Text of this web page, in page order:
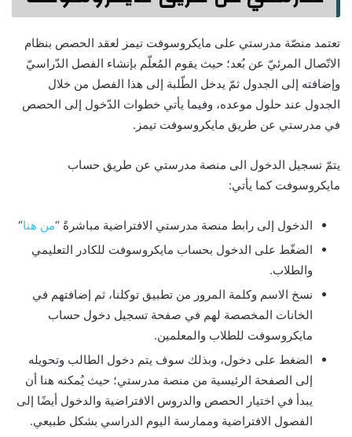
تعتمد منصّة مدرستي على مايكروسوفت تيمز لعقد الحصص بنظام
الاتّصال المرئيّ عن بُعد؛ حيث يقوم المُعلّم بإنشاء الفصل الدّراسيّ
وإضافته إلى الجدول ثمّ يدخل الطّلبة إلى هذا الفصل من خلال
الجدول عند حلول موعده، وفيما يأتي خطوات الدّخول إلى الحصص
في مدرستي عن طريق مايكروسوفت تيمز.
يتمّ تسجيل الدخول الى منصة مدرستي عن طريق حساب
مايكروسوفت كما يأتي:
الدخول إلى رابط منصة مدرستي الافتراضية مباشرةً “من هنا“
الضغّط على الدخول بحساب مايكروسوفت للكادر التعليمي
والطلاب.
نسخ الاسم وكلمة المرور من تطبيق توكلنا، ثم إضافتهم في
الخانات المخصصة لهم في صفحة تسجيل دخول حساب
مايكروسوفت للطلاب والمعلمين.
الضغط على دخول، وبذلك سوف يتم دخول الطالب وتحويله
إلى الصفحة الرئيسية من منصة مدرستي؛ حيث يُمكنه هنا أن
يبدأ في اختيار الحصص والدروس الافتراضية والدخول أيضًا إلى
الفصول الافتراضية وممارسة اليوم الدراسي بشكل طبيعي.